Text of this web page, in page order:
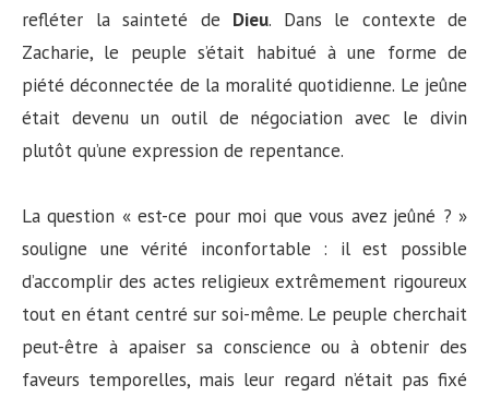
refléter la sainteté de Dieu. Dans le contexte de
Zacharie, le peuple s’était habitué à une forme de
piété déconnectée de la moralité quotidienne. Le jeûne
était devenu un outil de négociation avec le divin
plutôt qu’une expression de repentance.
La question « est-ce pour moi que vous avez jeûné ? »
souligne une vérité inconfortable : il est possible
d’accomplir des actes religieux extrêmement rigoureux
tout en étant centré sur soi-même. Le peuple cherchait
peut-être à apaiser sa conscience ou à obtenir des
faveurs temporelles, mais leur regard n’était pas fixé